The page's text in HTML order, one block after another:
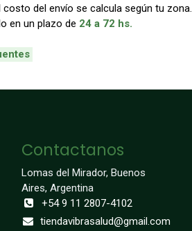
del envío se calcula según tu zona.
en un plazo de 24 a 72 hs.
Contactanos
Lomas del Mirador, Buenos
Aires, Argentina
+54 9 11 2807-4102
tiendavibrasalud@gmail.com